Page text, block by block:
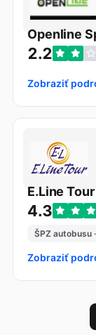
Openline
2.2
Zobraziť
E.Line
4.3
ŠPZ autobusu
Zobraziť